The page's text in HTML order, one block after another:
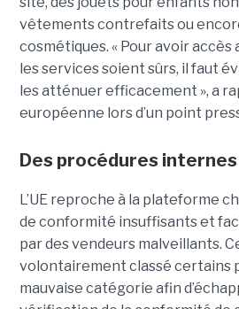
vêtements contrefaits ou
cosmétiques. « Pour avoir accès
les services soient sûrs, il faut
les atténuer efficacement », a
européenne lors d’un point
Des procédures
L’UE reproche à la plateforme
de conformité insuffisants et
par des vendeurs malveillants.
volontairement classé certains
mauvaise catégorie afin